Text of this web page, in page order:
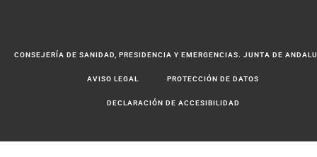
CONSEJERÍA DE SANIDAD, PRESIDENCIA Y EMERGENCIAS. JUNTA DE
AVISO LEGAL PROTECCIÓN DE DATOS
DECLARACIÓN DE ACCESIBILIDAD